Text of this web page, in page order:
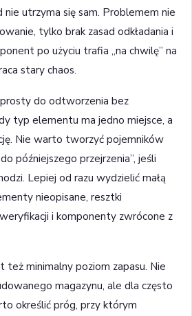
nie utrzyma się sam. Problemem nie
tylko brak zasad odkładania i
po użyciu trafia „na chwilę” na
stary chaos.
do odtworzenia bez
typ elementu ma jedno miejsce, a
Nie warto tworzyć pojemników
późniejszego przejrzenia”, jeśli
Lepiej od razu wydzielić małą
nieopisane, resztki
i komponenty zwrócone z
też minimalny poziom zapasu. Nie
magazynu, ale dla często
określić próg, przy którym